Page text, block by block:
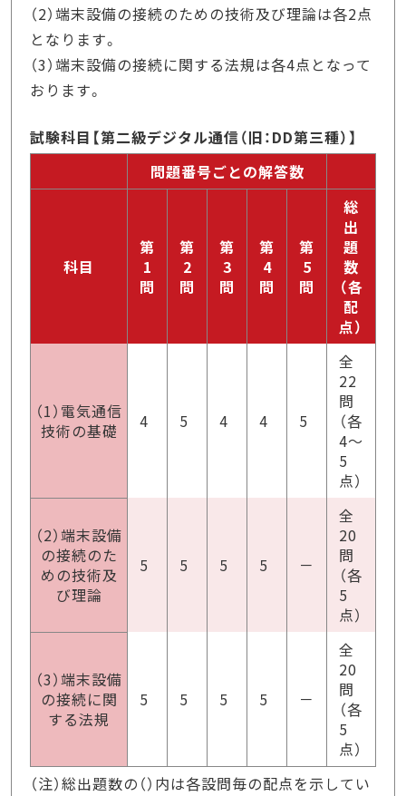
（2）端末設備の接続のための技術及び理論は各2点
となります。
（3）端末設備の接続に関する法規は各4点となって
おります。
試験科目【第二級デジタル通信（旧：DD第三種）】
問題番号ごとの解答数
科目
第
1
問
第
2
問
第
3
問
第
4
問
第
5
問
総
出
題
数
（各
配
点）
（1）電気通信
技術の基礎
4 5 4 4 5
全
22
問
（各
4～
5
点）
（2）端末設備
の接続のた
めの技術及
び理論
5 5 5 5 －
全
20
問
（各
5
点）
（3）端末設備
の接続に関
する法規
5 5 5 5 －
全
20
問
（各
5
点）
（注）総出題数の（）内は各設問毎の配点を示してい